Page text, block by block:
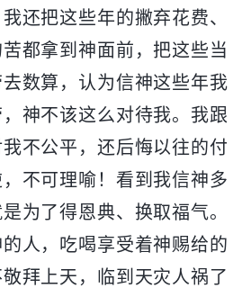
还把这些年的撇弃花费、
都拿到神面前，把这些当
数算，认为信神这些年我
神不该这么对待我。我跟
不公平，还后悔以往的付
不可理喻！看到我信神多
为了得恩典、换取福气。
人，吃喝享受着神赐给的
拜上天，临到天灾人祸了